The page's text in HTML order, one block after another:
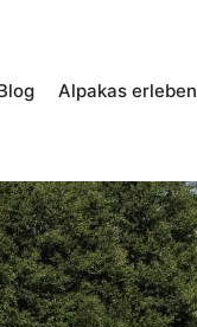
Alpakas erleben